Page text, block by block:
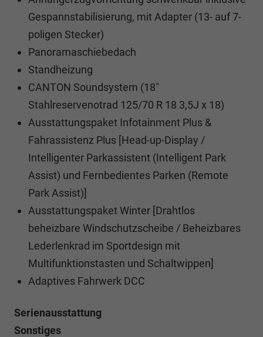
Gespannstabilisierung, mit Adapter (13- auf 7-
poligen Stecker)
Panoramaschiebedach
Standheizung
CANTON Soundsystem (18"
Stahlreservenotrad 125/70 R 18 3,5J x 18)
Ausstattungspaket Infotainment Plus &
Fahrassistenz Plus [Head-up-Display /
Intelligenter Parkassistent (Intelligent Park
Assist) und Fernbedientes Parken (Remote
Park Assist)]
Ausstattungspaket Winter [Drahtlos
beheizbare Windschutzscheibe / Beheizbares
Lederlenkrad im Sportdesign mit
Multifunktionstasten und Schaltwippen]
Adaptives Fahrwerk DCC
Serienausstattung
Sonstiges